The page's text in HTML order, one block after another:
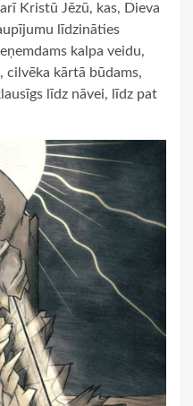
Kristū Jēzū, kas, Dieva
līdzināties
kalpa veidu,
cilvēka kārtā būdams,
līdz nāvei, līdz pat